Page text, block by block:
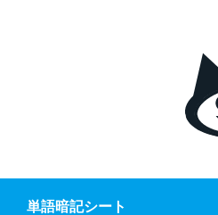
単語暗記シート